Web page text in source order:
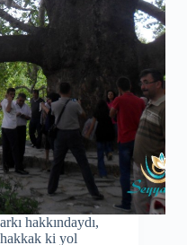
hakkındaydı,
ki yol